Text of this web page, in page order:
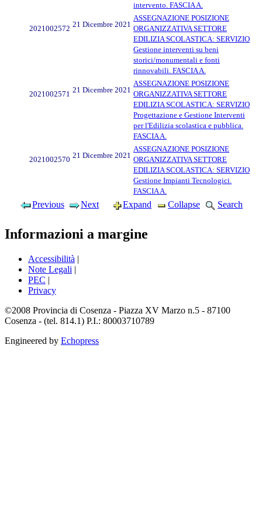
intervento. FASCIA A.
2021002572 21 Dicembre 2021
ASSEGNAZIONE POSIZIONE
ORGANIZZATIVA SETTORE
EDILIZIA SCOLASTICA: SERVIZIO
Gestione interventi su beni
storici/monumentali e fonti
rinnovabili. FASCIA A.
2021002571 21 Dicembre 2021
ASSEGNAZIONE POSIZIONE
ORGANIZZATIVA SETTORE
EDILIZIA SCOLASTICA: SERVIZIO
Progettazione e Gestione Interventi
per l'Edilizia scolastica e pubblica.
FASCIA A.
2021002570 21 Dicembre 2021
ASSEGNAZIONE POSIZIONE
ORGANIZZATIVA SETTORE
EDILIZIA SCOLASTICA: SERVIZIO
Gestione Impianti Tecnologici.
FASCIA A.
Previous Next Expand Collapse Search
Informazioni a margine
Accessibilità |
Note Legali |
PEC |
Privacy
©2008 Provincia di Cosenza - Piazza XV Marzo n.5 - 87100
Cosenza - (tel. 814.1) P.I.: 80003710789
Engineered by Echopress